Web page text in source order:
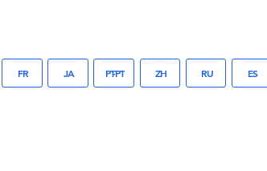
FR JA PT-PT ZH RU ES